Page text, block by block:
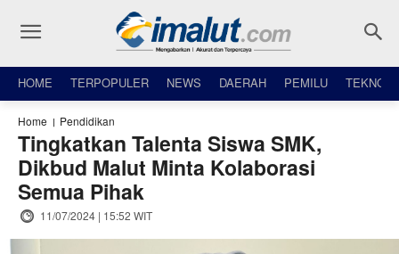
HOME TERPOPULER NEWS DAERAH PEMILU TEKNO
Home Pendidikan
Tingkatkan Talenta Siswa SMK,
Dikbud Malut Minta Kolaborasi
Semua Pihak
11/07/2024 | 15:52 WIT